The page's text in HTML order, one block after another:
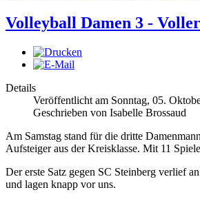
Volleyball Damen 3 -
Details
Veröffentlicht am Sonntag, 05.
Geschrieben von Isabelle Brossaud
Am Samstag stand für die dritte
Aufsteiger aus der Kreisklasse. Mit 11
Der erste Satz gegen SC Steinberg verlief
und lagen knapp vor uns.